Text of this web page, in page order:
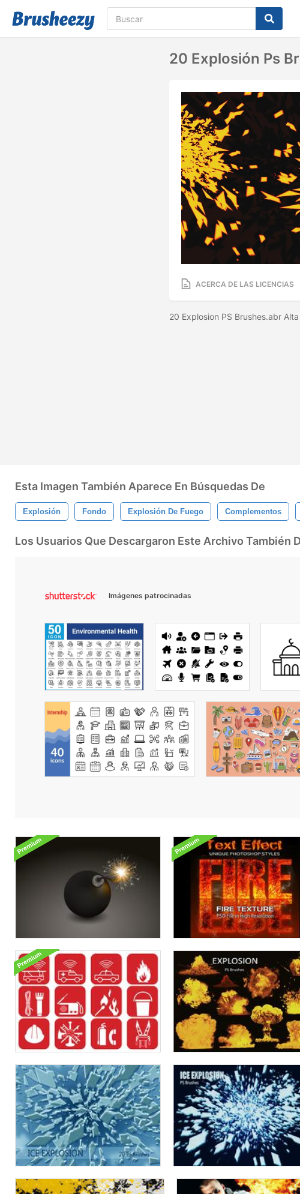
20 Explosión Ps
ACERCA DE LAS LICENCIAS
20 Explosion PS Brushes.abr
Esta Imagen También Aparece En Búsquedas De
Explosión Fondo Explosión De Fuego Complementos
Los Usuarios Que Descargaron Este Archivo También
Imágenes patrocinadas